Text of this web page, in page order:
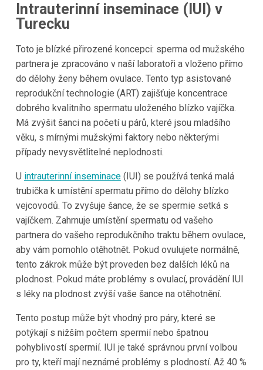
Intrauterinní inseminace (IUI) v
Turecku
Toto je blízké přirozené koncepci: sperma od mužského
partnera je zpracováno v naší laboratoři a vloženo přímo
do dělohy ženy během ovulace. Tento typ asistované
reprodukční technologie (ART) zajišťuje koncentrace
dobrého kvalitního spermatu uloženého blízko vajíčka.
Má zvýšit šanci na početí u párů, které jsou mladšího
věku, s mírnými mužskými faktory nebo některými
případy nevysvětlitelné neplodnosti.
U intrauterinní inseminace(IUI) se používá tenká malá
trubička k umístění spermatu přímo do dělohy blízko
vejcovodů. To zvyšuje šance, že se spermie setká s
vajíčkem. Zahrnuje umístění spermatu od vašeho
partnera do vašeho reprodukčního traktu během ovulace,
aby vám pomohlo otěhotnět. Pokud ovulujete normálně,
tento zákrok může být proveden bez dalších léků na
plodnost. Pokud máte problémy s ovulací, provádění IUI
s léky na plodnost zvýší vaše šance na otěhotnění.
Tento postup může být vhodný pro páry, které se
potýkají s nižším počtem spermií nebo špatnou
pohyblivostí spermií. IUI je také správnou první volbou
pro ty, kteří mají neznámé problémy s plodností. Až 40 %